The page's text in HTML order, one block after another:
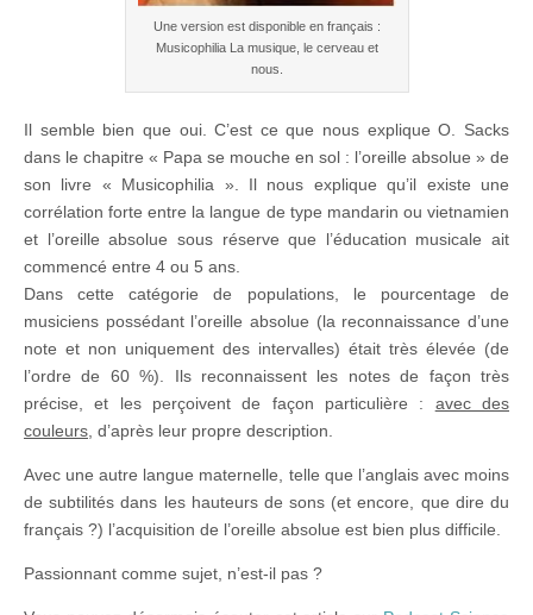
Une version est disponible en français :
Musicophilia La musique, le cerveau et
nous.
Il semble bien que oui. C’est ce que nous explique O. Sacks
dans le chapitre « Papa se mouche en sol : l’oreille absolue » de
son livre « Musicophilia ». Il nous explique qu’il existe une
corrélation forte entre la langue de type mandarin ou vietnamien
et l’oreille absolue sous réserve que l’éducation musicale ait
commencé entre 4 ou 5 ans.
Dans cette catégorie de populations, le pourcentage de
musiciens possédant l’oreille absolue (la reconnaissance d’une
note et non uniquement des intervalles) était très élevée (de
l’ordre de 60 %). Ils reconnaissent les notes de façon très
précise, et les perçoivent de façon particulière : avec des
couleurs , d’après leur propre description.
Avec une autre langue maternelle, telle que l’anglais avec moins
de subtilités dans les hauteurs de sons (et encore, que dire du
français ?) l’acquisition de l’oreille absolue est bien plus difficile.
Passionnant comme sujet, n’est-il pas ?